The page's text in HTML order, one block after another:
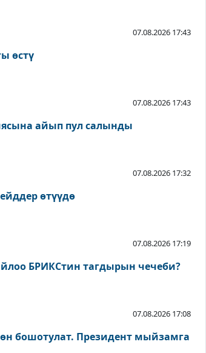
07.08.2026 17:43
өстү
07.08.2026 17:43
айып пул салынды
07.08.2026 17:32
өтүүдө
07.08.2026 17:19
БРИКСтин тагдырын чечеби?
07.08.2026 17:08
бошотулат. Президент мыйзамга